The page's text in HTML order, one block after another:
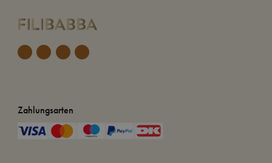
Zahlungsarten